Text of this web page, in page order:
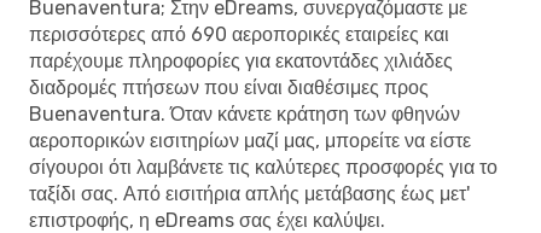
Buenaventura; Στην eDreams, συνεργαζόμαστε με
περισσότερες από 690 αεροπορικές εταιρείες και
παρέχουμε πληροφορίες για εκατοντάδες χιλιάδες
διαδρομές πτήσεων που είναι διαθέσιμες προς
Buenaventura. Όταν κάνετε κράτηση των φθηνών
αεροπορικών εισιτηρίων μαζί μας, μπορείτε να είστε
σίγουροι ότι λαμβάνετε τις καλύτερες προσφορές για το
ταξίδι σας. Από εισιτήρια απλής μετάβασης έως μετ'
επιστροφής, η eDreams σας έχει καλύψει.